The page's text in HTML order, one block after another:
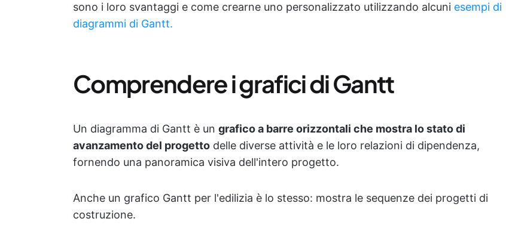
sono i loro svantaggi e come crearne uno personalizzato utilizzando alcuni esempi di
diagrammi di Gantt.
Comprendere i grafici di Gantt
Un diagramma di Gantt è un grafico a barre orizzontali che mostra lo stato di
avanzamento del progetto delle diverse attività e le loro relazioni di dipendenza,
fornendo una panoramica visiva dell'intero progetto.
Anche un grafico Gantt per l'edilizia è lo stesso: mostra le sequenze dei progetti di
costruzione.